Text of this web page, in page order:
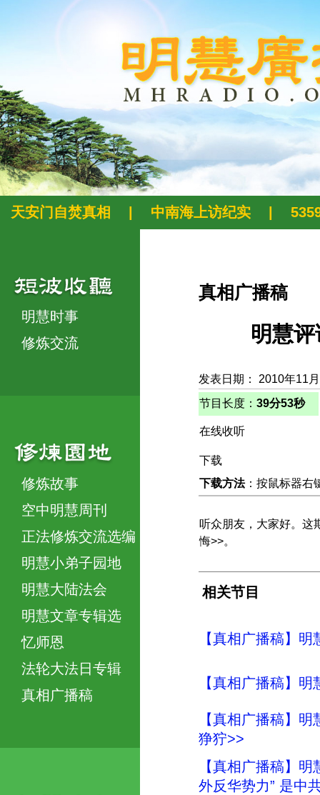
天安门自焚真相 中南海上访纪实
明慧时事
修炼交流
修炼故事
空中明慧周刊
正法修炼交流选编
明慧小弟子园地
明慧大陆法会
明慧文章专辑选
忆师恩
法轮大法日专辑
真相广播稿
真相广播稿
明慧
发表日期： 2010年11
节目长度： 39分53秒
在线收听
下载
下载方法：按鼠标器右
听众朋友，大家好。这
悔>>。
相关节目
【真相广播稿】
【真相广播稿】
【真相广播稿】
狰狞>>
【真相广播稿】
外反华势力” 是中